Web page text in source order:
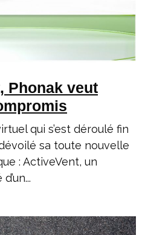
Phonak veut
qui s’est déroulé fin
sa toute nouvelle
: ActiveVent, un